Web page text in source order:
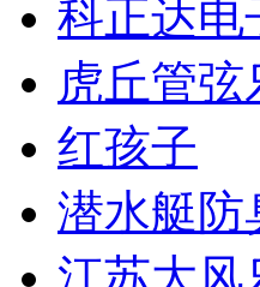
科正达电
虎丘管弦
红孩子
潜水艇防
江苏大风